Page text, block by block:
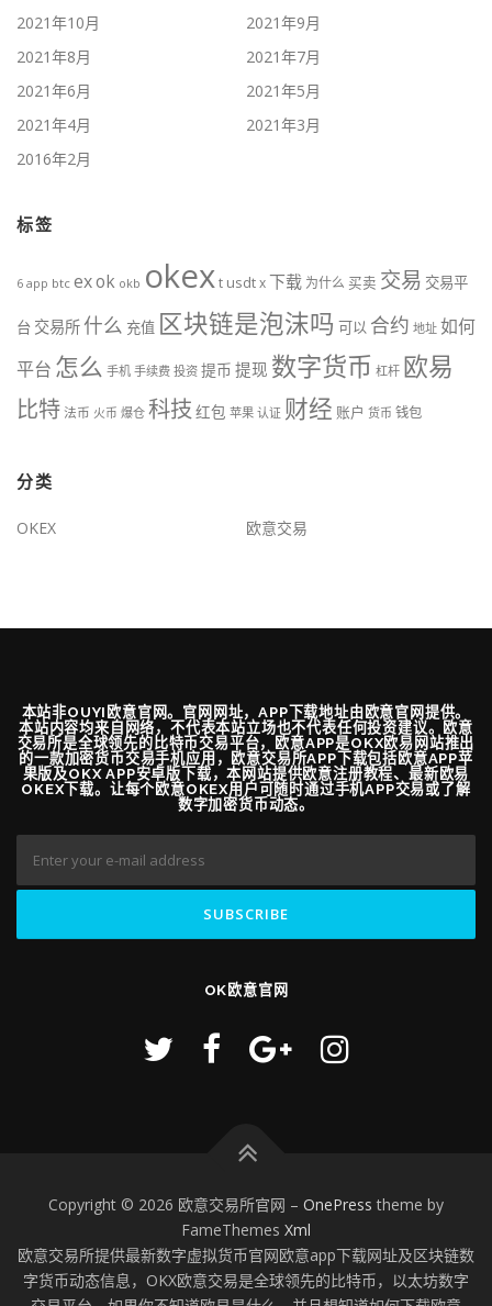
2021年10月
2021年9月
2021年8月
2021年7月
2021年6月
2021年5月
2021年4月
2021年3月
2016年2月
标签
6 app btc exok okb okext usdtx下载 为什么 买卖 交易 交易平
台 交易所 什么 充值 区块链是泡沫吗 可以 合约 地址 如何
平台 怎么 手机 手续费 投资 提币 提现 数字货币 杠杆 欧易
比特法币 火币 爆仓 科技 红包 苹果 认证 财经 账户 货币 钱包
分类
OKEX 欧意交易
本站非OUYI欧意官网。官网网址，APP下载地址由欧意官网提供。
本站内容均来自网络，不代表本站立场也不代表任何投资建议。欧意
交易所是全球领先的比特币交易平台，欧意APP是OKX欧易网站推出
的一款加密货币交易手机应用，欧意交易所APP下载包括欧意APP苹
果版及OKX APP安卓版下载，本网站提供欧意注册教程、最新欧易
OKEX下载。让每个欧意OKEX用户可随时通过手机APP交易或了解
数字加密货币动态。
OK欧意官网
Copyright © 2026 欧意交易所官网 – OnePress theme by
FameThemes Xml
欧意交易所提供最新数字虚拟货币官网欧意app下载网址及区块链数
字货币动态信息，OKX欧意交易是全球领先的比特币，以太坊数字